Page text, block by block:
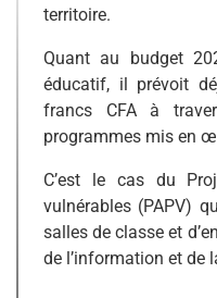
territoire.
Quant au budget
éducatif, il prévoit
francs CFA à
programmes mis en
C’est le cas du
vulnérables (PAPV)
salles de classe et
de l’information et de